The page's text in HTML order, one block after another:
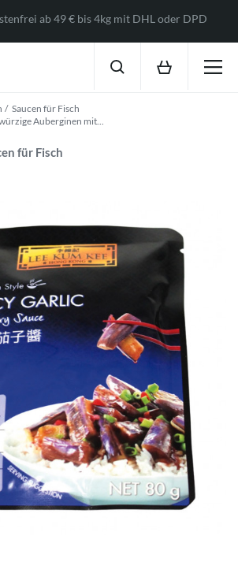
ab 49 € bis 4kg mit DHL oder DPD
Saucen für Fisch
Auberginen mit...
für Fisch